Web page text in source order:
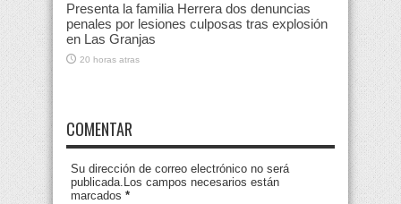
Presenta la familia Herrera dos denuncias
penales por lesiones culposas tras explosión
en Las Granjas
20 horas atras
COMENTAR
Su dirección de correo electrónico no será
publicada.Los campos necesarios están
marcados *